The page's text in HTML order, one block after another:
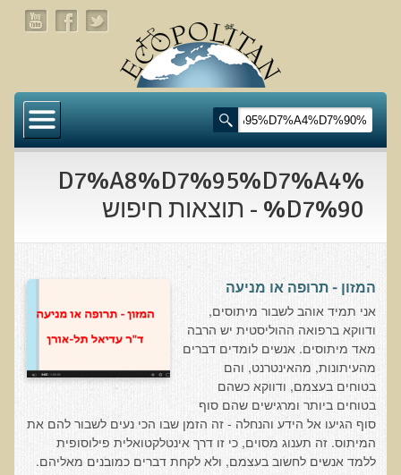
דף הבית
תעלומת שומן הדולפינים: מה גילינו כששתי קבוצות
בדיקת חוסרים ומתכות כבדות Socheck
הרצאה ב 28/11/25 טיפים מפתיעים ופשוטים לבריאות
רפואה פונקציונאלית
מצבים קליניים ספציפיים
מהי רפואה פונקציונאלית טבעית?
שאלונים רפואיים פונקציונאליים
טופס קבלה לייעוץ קליני
טופס הרשמה לקבלת ייעוץ / טיפול + טופס פרטי בריאות
%D7%A8%D7%95%D7%A4
%D7%90 - תוצאות חיפוש
המזון - תרופה או מניעה
אני תמיד אוהב לשבור מיתוסים,
ודווקא ברפואה ההוליסטית יש הרבה
מאד מיתוסים. אנשים לומדים דברים
מהעיתונות, מהאינטרנט, והם
בטוחים בעצמם, ודווקא כשהם
בטוחים ביותר ומרגישים שהם סוף
סוף הגיעו אל הידע והנחלה - זה הזמן שבו הכי נעים לשבור להם את
המיתוס. זה תענוג מסוים, כי זו דרך אינטלקטואלית פילוסופית
ללמד אנשים לחשוב בעצמם, ולא לקחת דברים כמובנים מאליהם.